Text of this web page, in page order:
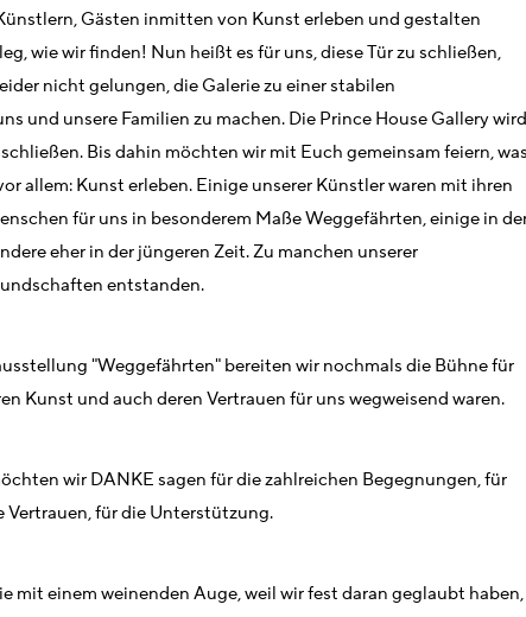
Gästen inmitten von Kunst erleben und gestalten
wie wir finden! Nun heißt es für uns, diese Tür zu schließen,
nicht gelungen, die Galerie zu einer stabilen
und unsere Familien zu machen. Die Prince House Gallery wird
Bis dahin möchten wir mit Euch gemeinsam feiern, was
allem: Kunst erleben. Einige unserer Künstler waren mit ihren
für uns in besonderem Maße Weggefährten, einige in
eher in der jüngeren Zeit. Zu manchen unserer
entstanden.
"Weggefährten" bereiten wir nochmals die Bühne für
Kunst und auch deren Vertrauen für uns wegweisend waren.
wir DANKE sagen für die zahlreichen Begegnungen, für
für die Unterstützung.
mit einem weinenden Auge, weil wir fest daran geglaubt haben,